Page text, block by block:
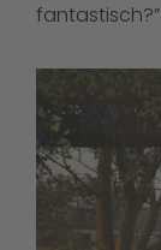
fantastisch?”